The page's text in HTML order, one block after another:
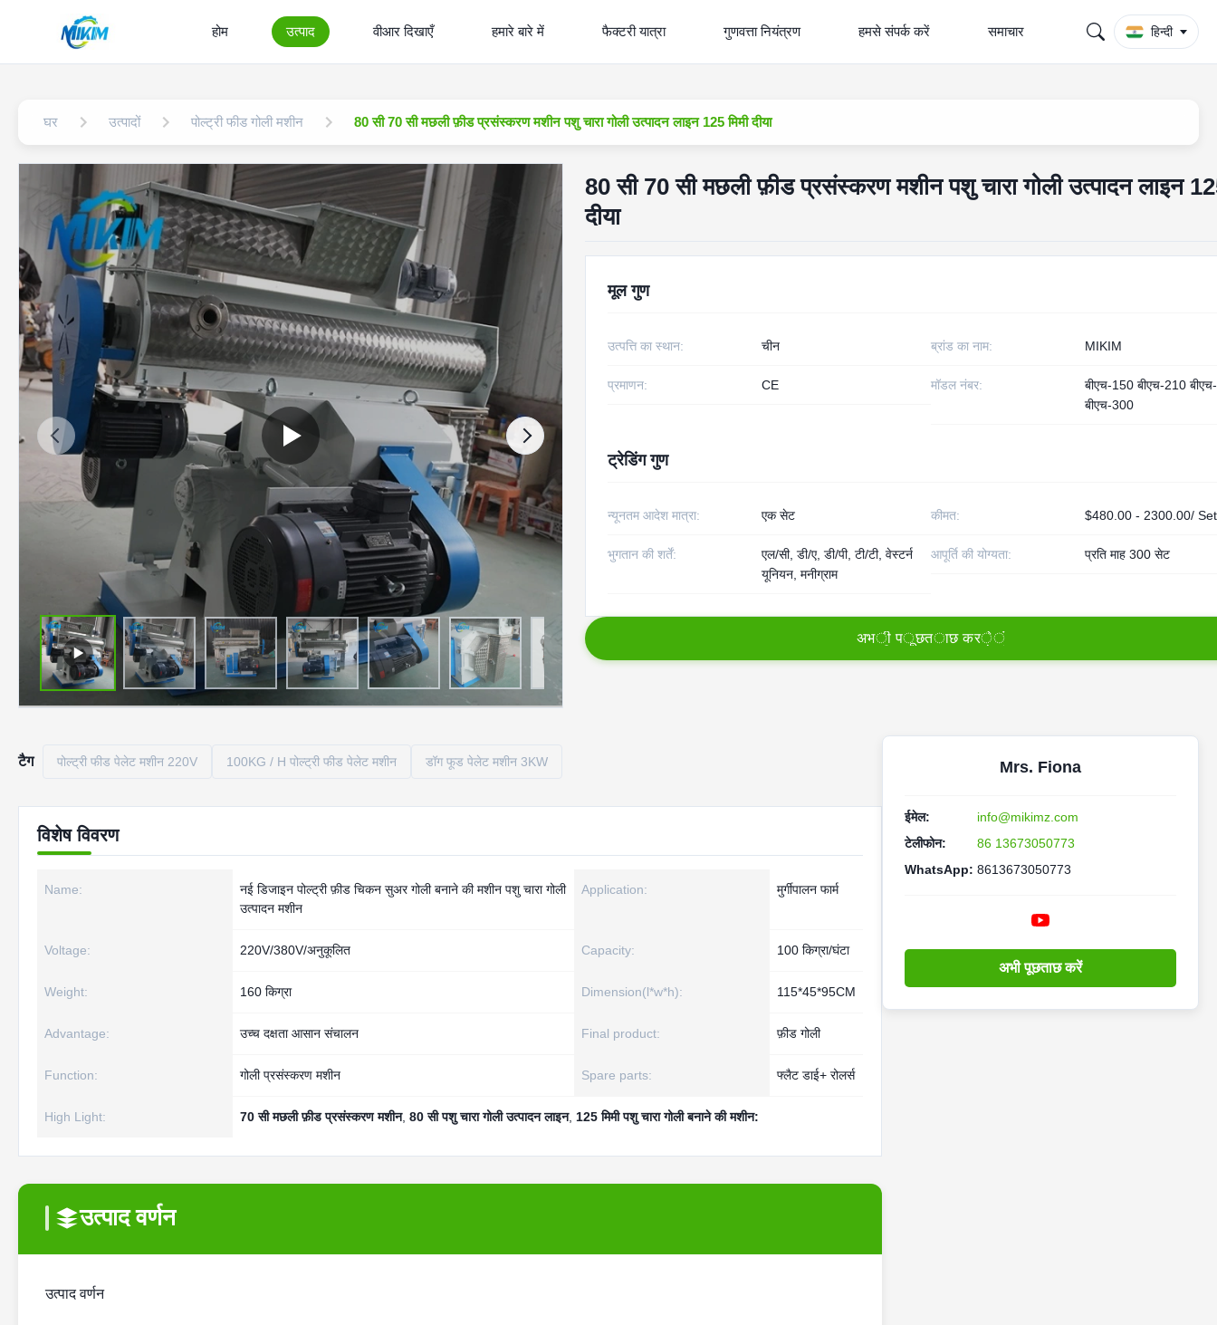
होम उत्पाद वीआर दिखाएँ हमारे बारे में फैक्टरी यात्रा गुणवत्ता नियंत्रण हमसे संपर्क करें समाचार हिन्दी
घर उत्पादों पोल्ट्री फीड गोली मशीन 80 सी 70 सी मछली फ़ीड प्रसंस्करण मशीन पशु चारा गोली उत्पादन लाइन 125 मिमी दीया
80 सी 70 सी मछली फ़ीड प्रसंस्करण मशीन पशु चारा गोली उत्पादन लाइन
दीया
मूल गुण
उत्पत्ति का स्थान: चीन ब्रांड का नाम: MIKIM
प्रमाणन: CE मॉडल नंबर:
बीएच-150 बीएच-210
बीएच-300
ट्रेडिंग गुण
न्यूनतम आदेश मात्रा: एक सेट कीमत: $480.00 - 2300.00/ Set
भुगतान की शर्तें:
एल/सी, डी/ए, डी/पी, टी/टी, वेस्टर्न
यूनियन, मनीग्राम
आपूर्ति की योग्यता: प्रति माह 300 सेट
अभी पूछताछ करें
टैग पोल्ट्री फीड पेलेट मशीन 220V 100KG / H पोल्ट्री फीड पेलेट मशीन डॉग फूड पेलेट मशीन 3KW
विशेष विवरण
Name:
नई डिजाइन पोल्ट्री फ़ीड चिकन सुअर गोली बनाने की मशीन पशु चारा गोली
उत्पादन मशीन
Application: मुर्गीपालन फार्म
Voltage: 220V/380V/अनुकूलित Capacity: 100 किग्रा/घंटा
Weight: 160 किग्रा Dimension(l*w*h): 115*45*95CM
Advantage: उच्च दक्षता आसान संचालन Final product: फ़ीड गोली
Function: गोली प्रसंस्करण मशीन Spare parts: फ्लैट डाई+ रोलर्स
High Light: 70 सी मछली फ़ीड प्रसंस्करण मशीन, 80 सी पशु चारा गोली उत्पादन लाइन, 125 मिमी पशु चारा गोली बनाने की मशीन:
उत्पाद वर्णन
उत्पाद वर्णन
Mrs. Fiona
ईमेल:
info@mikimz.com
टेलीफोन:
86 13673050773
WhatsApp: 8613673050773
अभी पूछताछ करें